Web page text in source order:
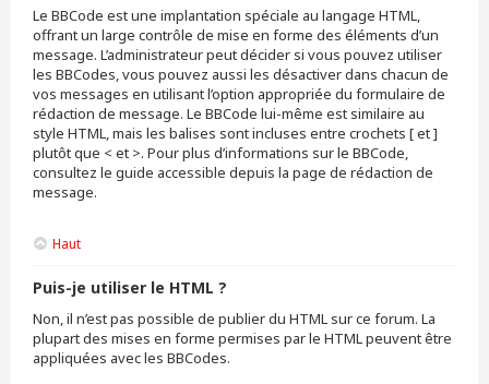
Le BBCode est une implantation spéciale au langage HTML,
offrant un large contrôle de mise en forme des éléments d’un
message. L’administrateur peut décider si vous pouvez utiliser
les BBCodes, vous pouvez aussi les désactiver dans chacun de
vos messages en utilisant l’option appropriée du formulaire de
rédaction de message. Le BBCode lui-même est similaire au
style HTML, mais les balises sont incluses entre crochets [ et ]
plutôt que < et >. Pour plus d’informations sur le BBCode,
consultez le guide accessible depuis la page de rédaction de
message.
Haut
Puis-je utiliser le HTML ?
Non, il n’est pas possible de publier du HTML sur ce forum. La
plupart des mises en forme permises par le HTML peuvent être
appliquées avec les BBCodes.